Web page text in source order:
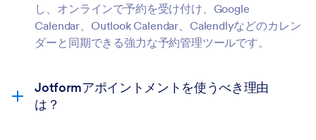
し、オンラインで予約を受け付け、Google
Calendar、Outlook Calendar、Calendlyなどのカレン
ダーと同期できる強力な予約管理ツールです。
Jotformアポイントメントを使うべき理由
は？